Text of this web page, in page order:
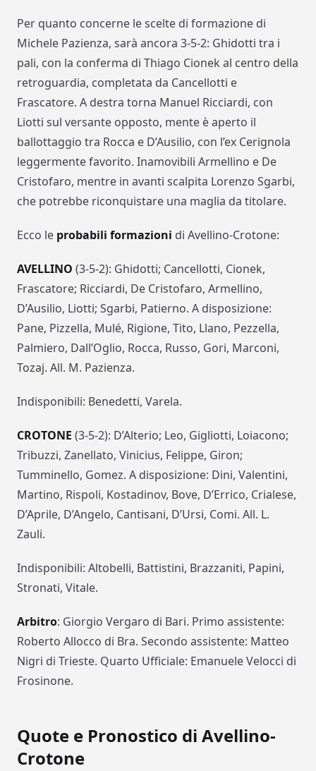
Per quanto concerne le scelte di formazione di
Michele Pazienza, sarà ancora 3-5-2: Ghidotti tra i
pali, con la conferma di Thiago Cionek al centro della
retroguardia, completata da Cancellotti e
Frascatore. A destra torna Manuel Ricciardi, con
Liotti sul versante opposto, mente è aperto il
ballottaggio tra Rocca e D’Ausilio, con l’ex Cerignola
leggermente favorito. Inamovibili Armellino e De
Cristofaro, mentre in avanti scalpita Lorenzo Sgarbi,
che potrebbe riconquistare una maglia da titolare.
Ecco le probabili formazioni di Avellino-Crotone:
AVELLINO (3-5-2): Ghidotti; Cancellotti, Cionek,
Frascatore; Ricciardi, De Cristofaro, Armellino,
D’Ausilio, Liotti; Sgarbi, Patierno. A disposizione:
Pane, Pizzella, Mulé, Rigione, Tito, Llano, Pezzella,
Palmiero, Dall’Oglio, Rocca, Russo, Gori, Marconi,
Tozaj. All. M. Pazienza.
Indisponibili: Benedetti, Varela.
CROTONE (3-5-2): D’Alterio; Leo, Gigliotti, Loiacono;
Tribuzzi, Zanellato, Vinicius, Felippe, Giron;
Tumminello, Gomez. A disposizione: Dini, Valentini,
Martino, Rispoli, Kostadinov, Bove, D’Errico, Crialese,
D’Aprile, D’Angelo, Cantisani, D’Ursi, Comi. All. L.
Zauli.
Indisponibili: Altobelli, Battistini, Brazzaniti, Papini,
Stronati, Vitale.
Arbitro: Giorgio Vergaro di Bari. Primo assistente:
Roberto Allocco di Bra. Secondo assistente: Matteo
Nigri di Trieste. Quarto Ufficiale: Emanuele Velocci di
Frosinone.
Quote e Pronostico di Avellino-
Crotone